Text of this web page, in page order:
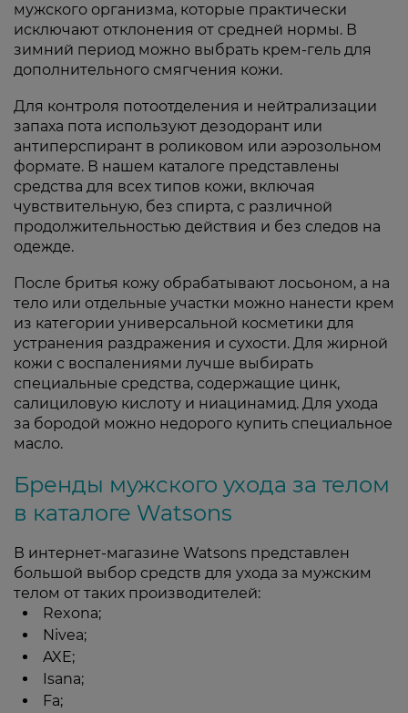
мужского организма, которые практически
исключают отклонения от средней нормы. В
зимний период можно выбрать крем-гель для
дополнительного смягчения кожи.
Для контроля потоотделения и нейтрализации
запаха пота используют дезодорант или
антиперспирант в роликовом или аэрозольном
формате. В нашем каталоге представлены
средства для всех типов кожи, включая
чувствительную, без спирта, с различной
продолжительностью действия и без следов на
одежде.
После бритья кожу обрабатывают лосьоном, а на
тело или отдельные участки можно нанести крем
из категории универсальной косметики для
устранения раздражения и сухости. Для жирной
кожи с воспалениями лучше выбирать
специальные средства, содержащие цинк,
салициловую кислоту и ниацинамид. Для ухода
за бородой можно недорого купить специальное
масло.
Бренды мужского ухода за телом
в каталоге Watsons
В интернет-магазине Watsons представлен
большой выбор средств для ухода за мужским
телом от таких производителей:
Rexona;
Nivea;
AXE;
Isana;
Fa;